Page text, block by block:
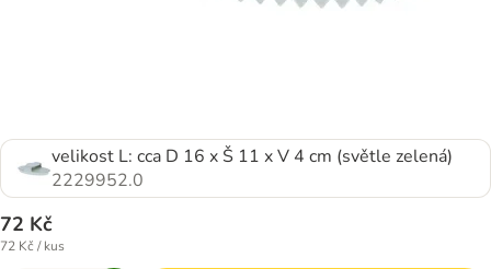
velikost L: cca D 16 x Š 11 x V 4 cm (světle zelená)
2229952.0
72 Kč
72 Kč / kus